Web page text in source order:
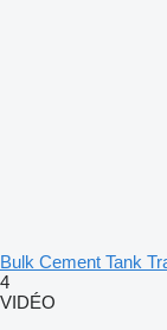
Bulk Cement Tank
4
VIDÉO